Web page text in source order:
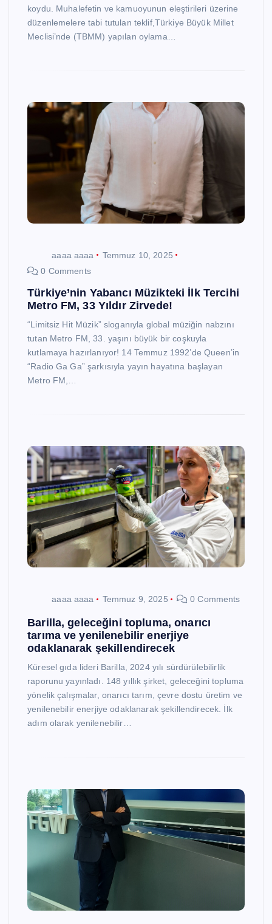
koydu. Muhalefetin ve kamuoyunun eleştirileri üzerine
düzenlemelere tabi tutulan teklif,Türkiye Büyük Millet
Meclisi’nde (TBMM) yapılan oylama…
aaaa aaaa
Temmuz 10, 2025
0 Comments
Türkiye’nin Yabancı Müzikteki İlk Tercihi
Metro FM, 33 Yıldır Zirvede!
“Limitsiz Hit Müzik” sloganıyla global müziğin nabzını
tutan Metro FM, 33. yaşını büyük bir coşkuyla
kutlamaya hazırlanıyor! 14 Temmuz 1992’de Queen’in
“Radio Ga Ga” şarkısıyla yayın hayatına başlayan
Metro FM,…
aaaa aaaa Temmuz 9, 2025 0 Comments
Barilla, geleceğini topluma, onarıcı
tarıma ve yenilenebilir enerjiye
odaklanarak şekillendirecek
Küresel gıda lideri Barilla, 2024 yılı sürdürülebilirlik
raporunu yayınladı. 148 yıllık şirket, geleceğini topluma
yönelik çalışmalar, onarıcı tarım, çevre dostu üretim ve
yenilenebilir enerjiye odaklanarak şekillendirecek. İlk
adım olarak yenilenebilir…